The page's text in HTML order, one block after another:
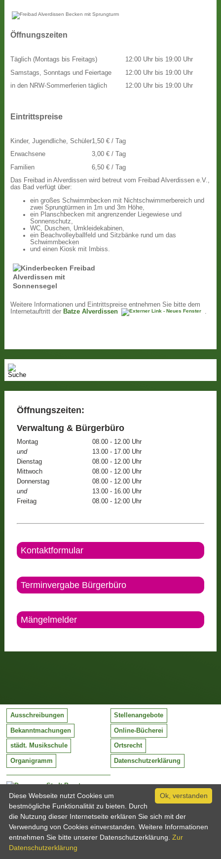
Öffnungszeiten
Täglich (Montags bis Freitags)
Samstags, Sonntags und Feiertage
in den NRW-Sommerferien täglich
12:00 Uhr bis 19:00 Uhr
12:00 Uhr bis 19:00 Uhr
12:00 Uhr bis 19:00 Uhr
Eintrittspreise
Kinder, Jugendliche, Schüler
Erwachsene
Familien
1,50 € / Tag
3,00 € / Tag
6,50 € / Tag
Das Freibad in Alverdissen wird betreut vom Freibad Alverdissen e.V.,
das Bad verfügt über:
ein großes Schwimmbecken mit Nichtschwimmerbereich und
zwei Sprungtürmen in 1m und 3m Höhe,
ein Planschbecken mit angrenzender Liegewiese und
Sonnenschutz,
WC, Duschen, Umkleidekabinen,
ein Beachvolleyballfeld und Sitzbänke rund um das
Schwimmbecken
und einen Kiosk mit Imbiss.
Weitere Informationen und Eintrittspreise entnehmen Sie bitte dem
Internetauftritt der Batze Alverdissen .
Öffnungszeiten:
Verwaltung & Bürgerbüro
Montag
08.00 - 12.00 Uhr
und
13.00 - 17.00 Uhr
Dienstag
08.00 - 12.00 Uhr
Mittwoch
08.00 - 12.00 Uhr
Donnerstag
08.00 - 12.00 Uhr
und
13.00 - 16.00 Uhr
Freitag
08.00 - 12:00 Uhr
Kontaktformular
Terminvergabe Bürgerbüro
Mängelmelder
Stadt Barntrup
Mittelstraße 38
32683 Barntrup
Tel:
Email:
05263 / 409-0
info@barntrup.de
Ausschreibungen Stellenangebote
Bekanntmachungen Online-Bücherei
städt. Musikschule Ortsrecht
Organigramm Datenschutzerklärung
Ok, verstanden
Diese Webseite nutzt Cookies um
bestmögliche Funktionalität zu bieten. Durch
die Nutzung dieser Internetseite erklären Sie sich mit der
Verwendung von Cookies einverstanden. Weitere Informationen
entnehmen Sie bitte unserer Datenschutzerklärung. Zur
Datenschutzerklärung